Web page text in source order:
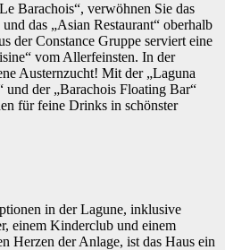
Barachois“, verwöhnen Sie das
das „Asian Restaurant“ oberhalb
der Constance Gruppe serviert eine
vom Allerfeinsten. In der
Austernzucht! Mit der „Laguna
der „Barachois Floating Bar“
für feine Drinks in schönster
in der Lagune, inklusive
einem Kinderclub und einem
Herzen der Anlage, ist das Haus ein